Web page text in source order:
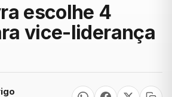
escolhe 4
vice-liderança